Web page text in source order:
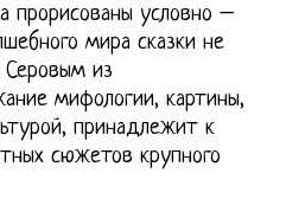
прорисованы условно –
мира сказки не
Серовым из
мифологии, картины,
принадлежит к
сюжетов крупного